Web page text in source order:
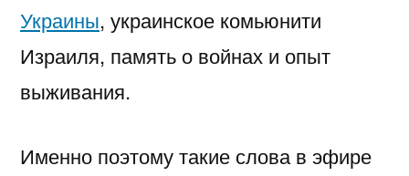
Украины, украинское комьюнити
Израиля, память о войнах и опыт
выживания.
Именно поэтому такие слова в эфире